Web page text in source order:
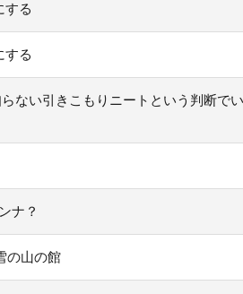
する
する
ない引きこもりニートという判断で
ナ？
の山の館